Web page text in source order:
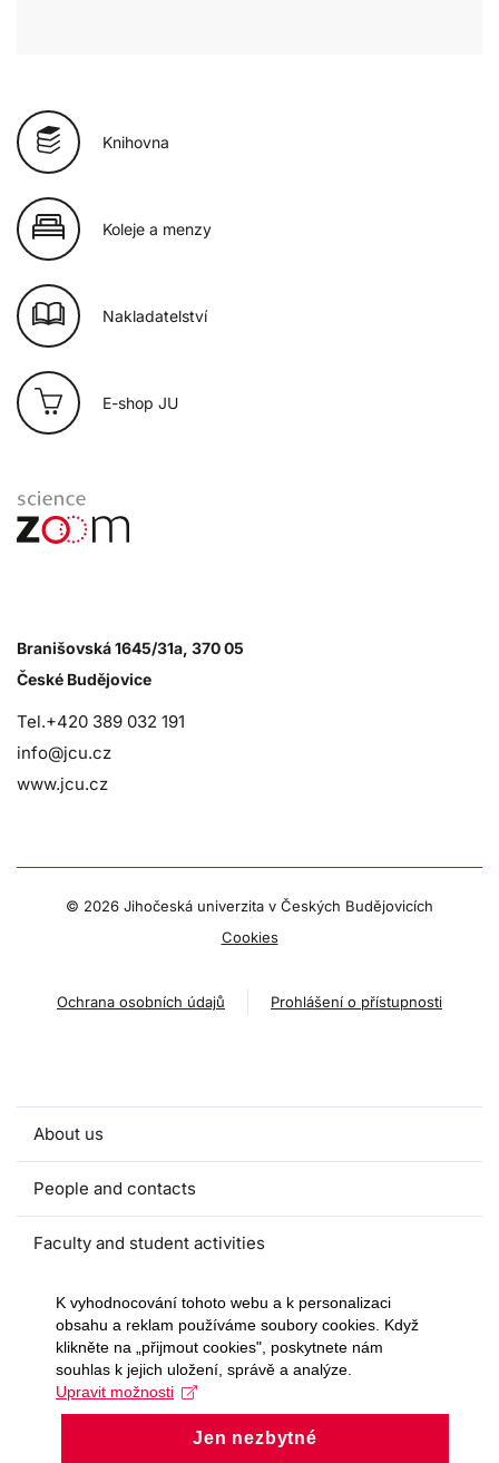
Knihovna
Koleje a menzy
Nakladatelství
E-shop JU
Branišovská 1645/31a, 370 05
České Budějovice
Tel.+420 389 032 191
info@jcu.cz
www.jcu.cz
© 2026 Jihočeská univerzita v Českých Budějovicích
Cookies
Ochrana osobních údajů Prohlášení o přístupnosti
About us
People and contacts
Faculty and student activities
Projects and strategic partnerships
Documents
European sustainable development week
K vyhodnocování tohoto webu a k personalizaci
obsahu a reklam používáme soubory cookies. Když
klikněte na „přijmout cookies", poskytnete nám
souhlas k jejich uložení, správě a analýze.
Upravit možnosti
Jen nezbytné